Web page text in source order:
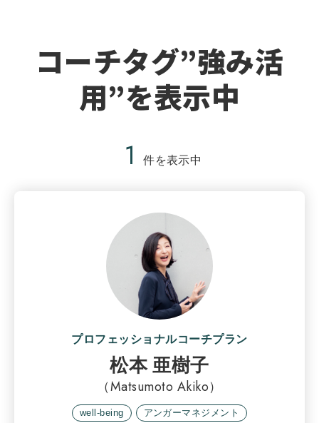
コーチタグ”強み活
用”を表示中
1 件を表示中
プロフェッショナルコーチプラン
松本 亜樹子
（Matsumoto Akiko）
well-being
アンガーマネジメント